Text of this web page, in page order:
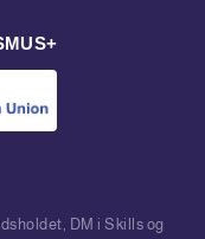
DM i Skills og